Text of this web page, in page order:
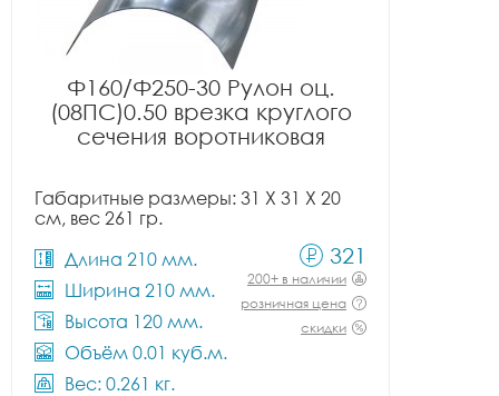
Ф160/Ф250-30 Рулон оц.
(08ПС)0.50 врезка круглого
сечения воротниковая
Габаритные размеры: 31 X 31 X 20
см, вес 261 гр.
Длина 210 мм.
Ширина 210 мм.
Высота 120 мм.
Объём 0.01 куб.м.
Вес: 0.261 кг.
321
200+ в наличии
розничная цена
скидки